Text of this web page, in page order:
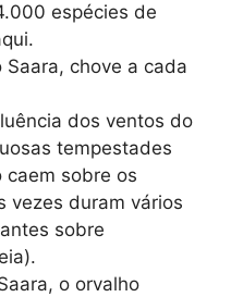
espécies de
chove a cada
dos ventos do
tempestades
caem sobre os
vezes duram vários
sobre
o orvalho